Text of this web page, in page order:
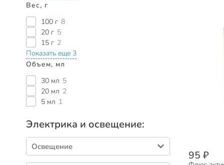
Вес, г
100 г 8
20 г 5
15 г 2
Показать еще 3
Объем, мл
30 мл 5
20 мл 2
5 мл 1
Электрика и освещение:
Освещение
Лампы светодиодные (333)
95 ₽